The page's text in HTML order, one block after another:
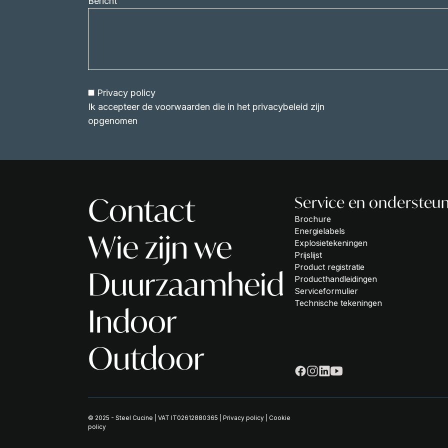
Privacy policy
Ik accepteer de voorwaarden die in het privacybeleid zijn
opgenomen
Contact
Wie zijn we
Duurzaamheid
Indoor
Outdoor
Service en
Brochure
Energielabels
Explosietekeningen
Prijslijst
Product registratie
Producthandleidingen
Serviceformulier
Technische tekeningen
© 2025 - Steel Cucine | VAT IT02612880365 | Privacy policy
Cookie
policy